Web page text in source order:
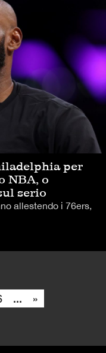
per
NBA, o
serio
allestendo i 76ers,
... »